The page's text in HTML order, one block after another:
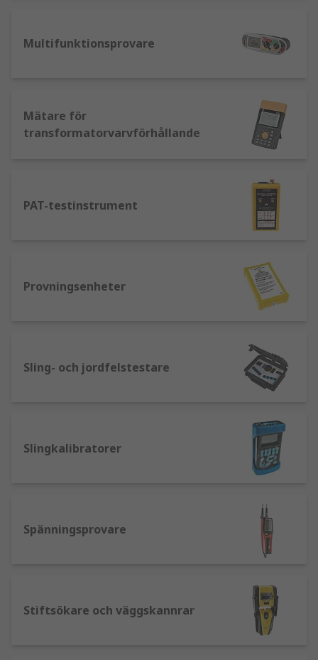
Multifunktionsprovare
Mätare för
transformatorvarvförhållande
PAT-testinstrument
Provningsenheter
Sling- och jordfelstestare
Slingkalibratorer
Spänningsprovare
Stiftsökare och väggskannrar